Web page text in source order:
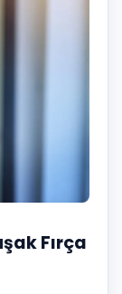
Fırça